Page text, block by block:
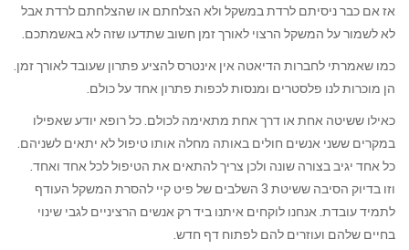
אז אם כבר ניסיתם לרדת במשקל ולא הצלחתם או שהצלחתם לרדת אבל
לא לשמור על המשקל הרצוי לאורך זמן חשוב שתדעו שזה לא באשמתכם.
כמו שאמרתי לחברות הדיאטה אין אינטרס להציע פתרון שעובד לאורך זמן.
הן מוכרות לנו פלסטרים ומנסות לכפות פתרון אחד על כולם.
כאילו ששיטה אחת או דרך אחת מתאימה לכולם. כל רופא יודע שאפילו
במקרים ששני אנשים חולים באותה מחלה אותו טיפול לא יתאים לשניהם.
כל אחד יגיב בצורה שונה ולכן צריך להתאים את הטיפול לכל אחד ואחד.
וזו בדיוק הסיבה ששיטת 3 השלבים של פיט קיי להסרת המשקל העודף
לתמיד עובדת. אנחנו לוקחים איתנו ביד רק אנשים הרציניים לגבי שינוי
בחיים שלהם ועוזרים להם לפתוח דף חדש.